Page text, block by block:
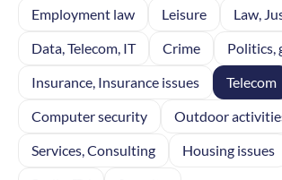
Employment law
Leisure
Law,
Data, Telecom, IT
Crime
Politics,
Insurance, Insurance issues
Telecom
Computer security
Outdoor
Services, Consulting
Housing issues